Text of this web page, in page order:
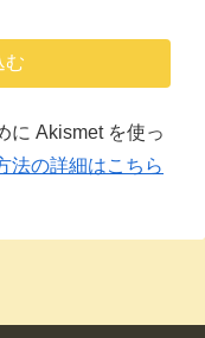
む
に Akismet を使っ
法の詳細はこちら